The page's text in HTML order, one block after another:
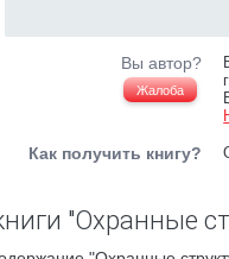
Вы автор?
Жалоба
Как получить книгу?
"Охранные